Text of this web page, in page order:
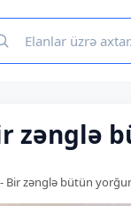
zənglə
Bir zənglə bütün